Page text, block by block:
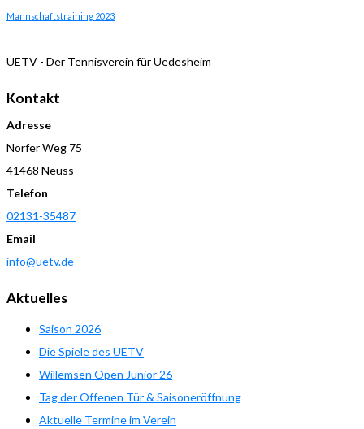
Mannschaftstraining 2023
UETV - Der Tennisverein für Uedesheim
Kontakt
Adresse
Norfer Weg 75
41468 Neuss
Telefon
02131-35487
Email
info@uetv.de
Aktuelles
Saison 2026
Die Spiele des UETV
Willemsen Open Junior 26
Tag der Offenen Tür & Saisoneröffnung
Aktuelle Termine im Verein